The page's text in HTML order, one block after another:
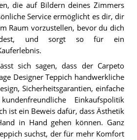
die auf Bildern deines Zimmers
Service ermöglicht es dir, dir
Raum vorzustellen, bevor du dich
und sorgt so für ein
sich sagen, dass der Carpeto
Designer Teppich handwerkliche
Sicherheitsgarantien, einfache
Einkaufspolitik
ist ein Beweis dafür, dass Ästhetik
in Hand gehen können. Ganz
suchst, der für mehr Komfort